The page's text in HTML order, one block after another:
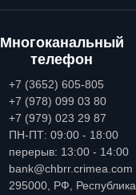
Многоканальный
телефон
+7 (3652) 605-805
+7 (978) 099 03 80
+7 (979) 023 29 87
ПН-ПТ: 09:00 - 18:00
перерыв: 13:00 - 14:00
bank@chbrr.crimea.com
295000, РФ, Республика